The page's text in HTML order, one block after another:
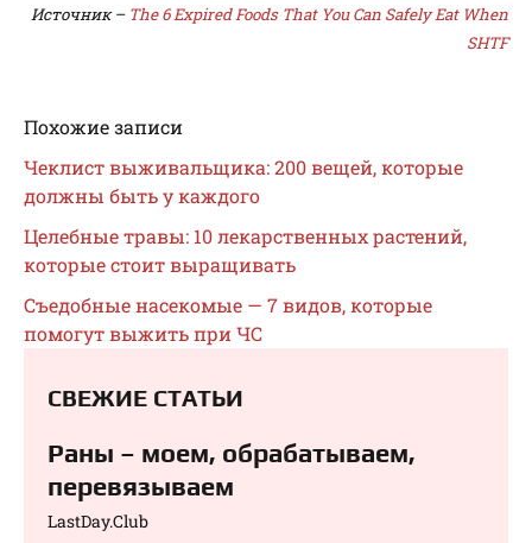
Источник – The 6 Expired Foods That You Can Safely Eat When
SHTF
Похожие записи
Чеклист выживальщика: 200 вещей, которые
должны быть у каждого
Целебные травы: 10 лекарственных растений,
которые стоит выращивать
Съедобные насекомые — 7 видов, которые
помогут выжить при ЧС
СВЕЖИЕ СТАТЬИ
Раны – моем, обрабатываем,
перевязываем⁠⁠
LastDay.Club